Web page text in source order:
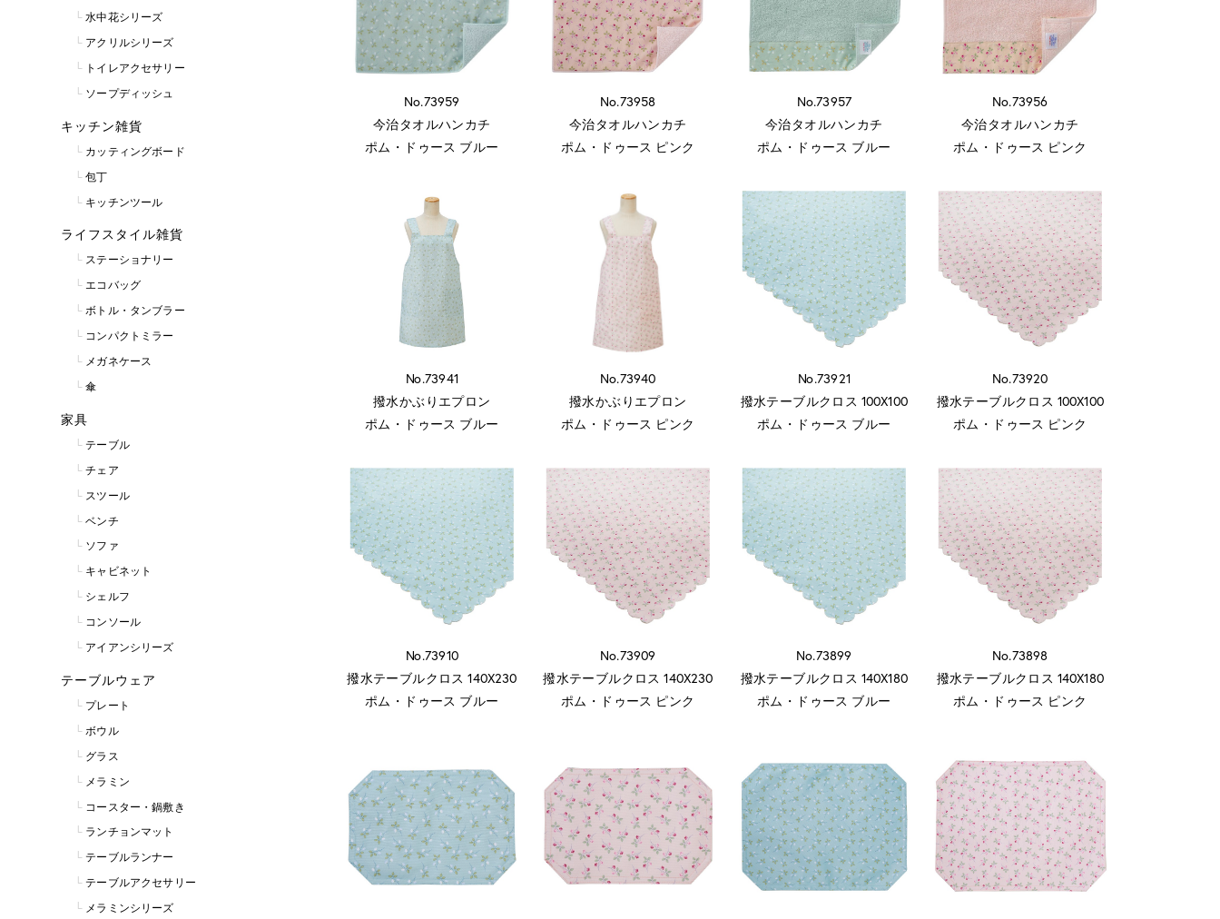
水中花シリーズ
アクリルシリーズ
トイレアクセサリー
ソープディッシュ
キッチン雑貨
カッティングボード
包丁
キッチンツール
ライフスタイル雑貨
ステーショナリー
エコバッグ
ボトル・タンブラー
コンパクトミラー
メガネケース
傘
家具
テーブル
チェア
スツール
ベンチ
ソファ
キャビネット
シェルフ
コンソール
アイアンシリーズ
テーブルウェア
プレート
ボウル
グラス
メラミン
コースター・鍋敷き
ランチョンマット
テーブルランナー
テーブルアクセサリー
メラミンシリーズ
No.73959
今治タオルハンカチ
ポム・ドゥース ブルー
No.73958
今治タオルハンカチ
ポム・ドゥース ピンク
No.73957
今治タオルハンカチ
ポム・ドゥース ブルー
No.73956
今治タオルハンカチ
ポム・ドゥース ピンク
No.73941
撥水かぶりエプロン
ポム・ドゥース ブルー
No.73940
撥水かぶりエプロン
ポム・ドゥース ピンク
No.73921
撥水テーブルクロス 100X100
ポム・ドゥース ブルー
No.73920
撥水テーブルクロス 100X100
ポム・ドゥース ピンク
No.73910
撥水テーブルクロス 140X230
ポム・ドゥース ブルー
No.73909
撥水テーブルクロス 140X230
ポム・ドゥース ピンク
No.73899
撥水テーブルクロス 140X180
ポム・ドゥース ブルー
No.73898
撥水テーブルクロス 140X180
ポム・ドゥース ピンク